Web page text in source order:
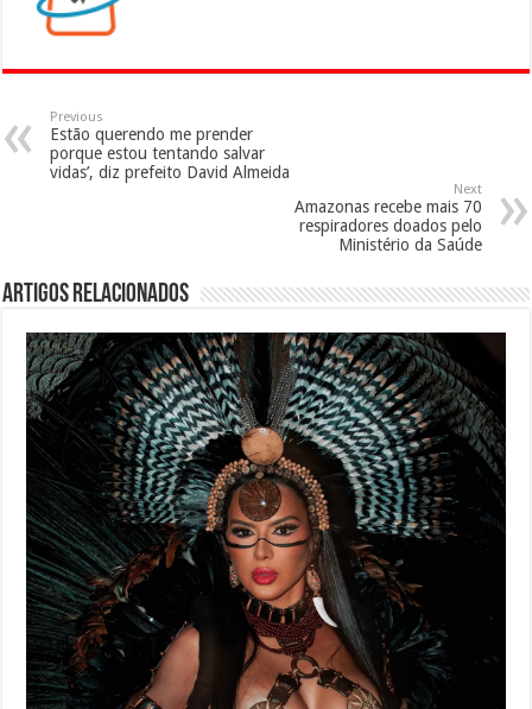
Previous
Estão querendo me prender
porque estou tentando salvar
vidas’, diz prefeito David Almeida
Next
Amazonas recebe mais 70
respiradores doados pelo
Ministério da Saúde
Artigos Relacionados